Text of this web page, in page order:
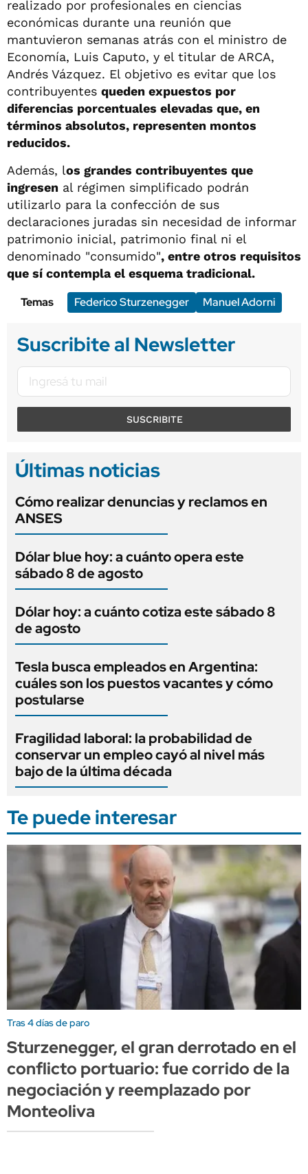
realizado por profesionales en ciencias
económicas durante una reunión que
mantuvieron semanas atrás con el ministro de
Economía, Luis Caputo, y el titular de ARCA,
Andrés Vázquez. El objetivo es evitar que los
contribuyentes queden expuestos por
diferencias porcentuales elevadas que, en
términos absolutos, representen montos
reducidos.
Además, los grandes contribuyentes que
ingresen al régimen simplificado podrán
utilizarlo para la confección de sus
declaraciones juradas sin necesidad de informar
patrimonio inicial, patrimonio final ni el
denominado "consumido", entre otros requisitos
que sí contempla el esquema tradicional.
Temas
Federico Sturzenegger Manuel Adorni
Suscribite al Newsletter
SUSCRIBITE
Últimas noticias
Cómo realizar denuncias y reclamos en
ANSES
Dólar blue hoy: a cuánto opera este
sábado 8 de agosto
Dólar hoy: a cuánto cotiza este sábado 8
de agosto
Tesla busca empleados en Argentina:
cuáles son los puestos vacantes y cómo
postularse
Fragilidad laboral: la probabilidad de
conservar un empleo cayó al nivel más
bajo de la última década
Te puede interesar
Tras 4 días de paro
Sturzenegger, el gran derrotado en el
conflicto portuario: fue corrido de la
negociación y reemplazado por
Monteoliva